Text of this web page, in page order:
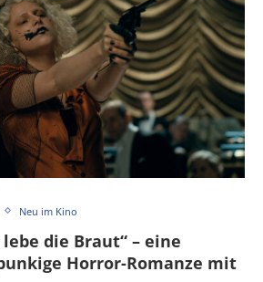
Neu im Kino
lebe die Braut“ – eine
Horror-Romanze mit